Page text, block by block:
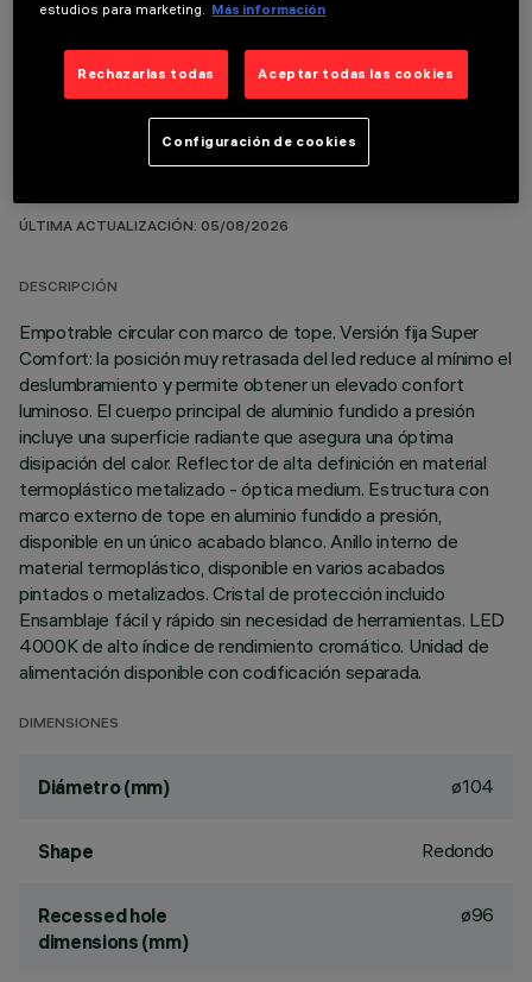
COMPONENTES OPCIONALES
ÚLTIMA ACTUALIZACIÓN: 05/08/2026
DESCRIPCIÓN
Empotrable circular con marco de tope. Versión fija Super
Comfort: la posición muy retrasada del led reduce al mínimo el
deslumbramiento y permite obtener un elevado confort
luminoso. El cuerpo principal de aluminio fundido a presión
incluye una superficie radiante que asegura una óptima
disipación del calor. Reflector de alta definición en material
termoplástico metalizado - óptica medium. Estructura con
marco externo de tope en aluminio fundido a presión,
disponible en un único acabado blanco. Anillo interno de
material termoplástico, disponible en varios acabados
pintados o metalizados. Cristal de protección incluido
Ensamblaje fácil y rápido sin necesidad de herramientas. LED
4000K de alto índice de rendimiento cromático. Unidad de
alimentación disponible con codificación separada.
DIMENSIONES
Diámetro (mm) ø104
Shape Redondo
Recessed hole
dimensions (mm)
ø96
estudios para marketing. Más información
Rechazarlas todas Aceptar todas las cookies
Configuración de cookies